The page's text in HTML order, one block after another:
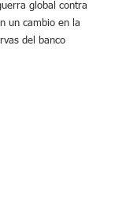
global contra
un cambio en la
del banco